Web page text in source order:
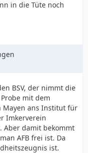
in die Tüte noch
BSV, der nimmt die
mit dem
Mayen ans Institut für
Imkerverein
Aber damit bekommt
AFB frei ist. Da
ist.